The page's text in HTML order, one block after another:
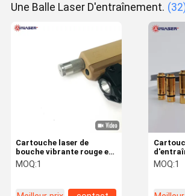
Une Balle Laser D'entraînement.
Cartouche laser de
bouche vibrante rouge et
IR pour l'entraînement au
tir à sec avec recul activé
MOQ:1
9mm
Spécial
MOQ:1